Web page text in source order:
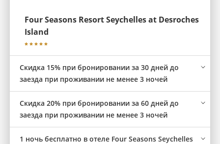
Four Seasons Resort Seychelles at Desroches
Island
Скидка 15% при бронировании за 30 дней до
заезда при проживании не менее 3 ночей
Скидка 20% при бронировании за 60 дней до
заезда при проживании не менее 3 ночей
1 ночь бесплатно в отеле Four Seasons Seychelles